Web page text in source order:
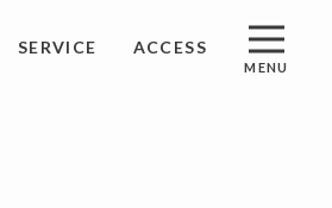
SERVICE ACCESS
MENU